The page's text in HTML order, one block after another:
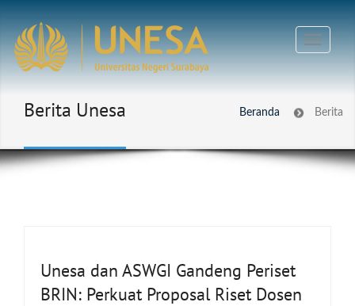
Berita Unesa Beranda Berita
Unesa dan ASWGI Gandeng Periset
BRIN: Perkuat Proposal Riset Dosen